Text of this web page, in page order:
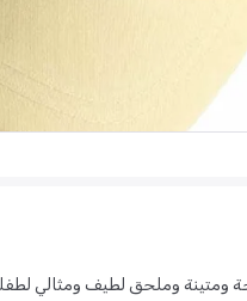
ومتينة وملحق لطيف ومثالي